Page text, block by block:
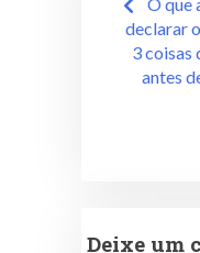
O que
declarar
3 coisas
antes
Deixe um